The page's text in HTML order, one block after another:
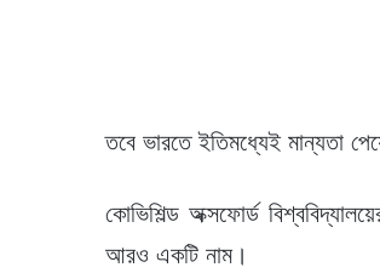
তবে ভারতে ইতিমধ্যেই মান্যতা
কোভিশিল্ড অক্সফোর্ড
আরও একটি নাম।